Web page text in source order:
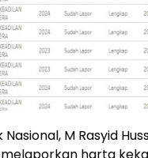
M Rasyid